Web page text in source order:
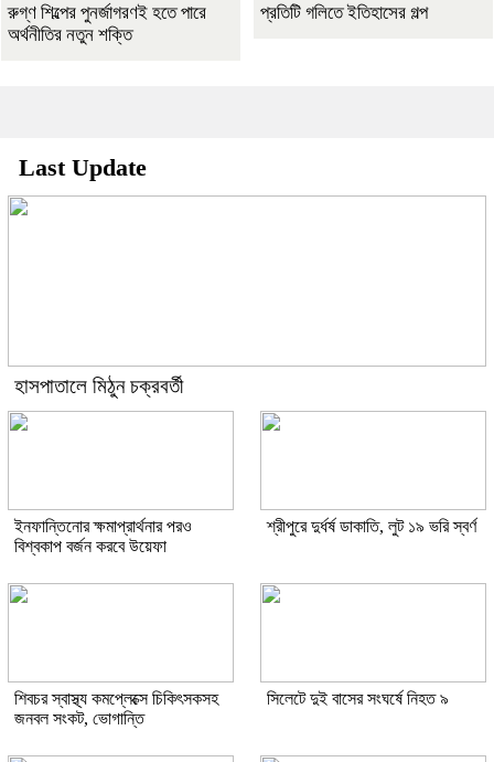
রুগ্ণ শিল্পের পুনর্জাগরণই হতে পারে
অর্থনীতির নতুন শক্তি
প্রতিটি গলিতে ইতিহাসের গল্প
Last Update
হাসপাতালে মিঠুন চক্রবর্তী
ইনফান্তিনোর ক্ষমাপ্রার্থনার পরও
বিশ্বকাপ বর্জন করবে উয়েফা
শ্রীপুরে দুর্ধর্ষ ডাকাতি, লুট ১৯ ভরি স্বর্ণ
শিবচর স্বাস্থ্য কমপ্লেক্সে চিকিৎসকসহ
জনবল সংকট, ভোগান্তি
সিলেটে দুই বাসের সংঘর্ষে নিহত ৯